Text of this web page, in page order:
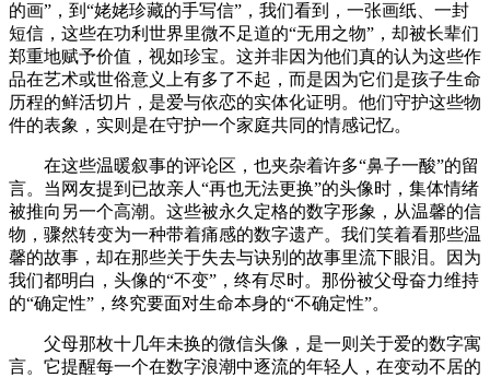
的画”，到“姥姥珍藏的手写信”，我们看到，一张画纸、一封
短信，这些在功利世界里微不足道的“无用之物”，却被长辈们
郑重地赋予价值，视如珍宝。这并非因为他们真的认为这些作
品在艺术或世俗意义上有多了不起，而是因为它们是孩子生命
历程的鲜活切片，是爱与依恋的实体化证明。他们守护这些物
件的表象，实则是在守护一个家庭共同的情感记忆。
在这些温暖叙事的评论区，也夹杂着许多“鼻子一酸”的留
言。当网友提到已故亲人“再也无法更换”的头像时，集体情绪
被推向另一个高潮。这些被永久定格的数字形象，从温馨的信
物，骤然转变为一种带着痛感的数字遗产。我们笑着看那些温
馨的故事，却在那些关于失去与诀别的故事里流下眼泪。因为
我们都明白，头像的“不变”，终有尽时。那份被父母奋力维持
的“确定性”，终究要面对生命本身的“不确定性”。
父母那枚十几年未换的微信头像，是一则关于爱的数字寓
言。它提醒每一个在数字浪潮中逐流的年轻人，在变动不居的